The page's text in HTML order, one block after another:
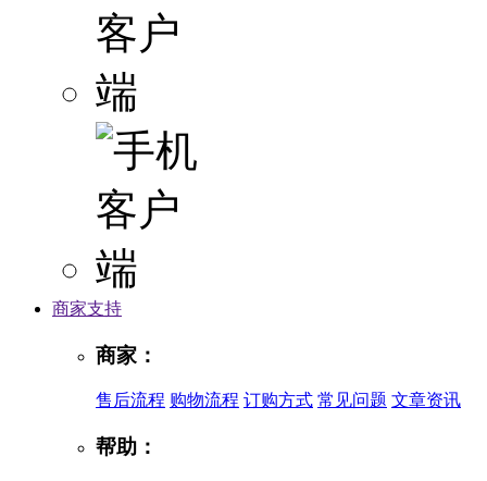
商家支持
商家：
售后流程 购物流程 订购方式 常见问题 文章资讯
帮助：